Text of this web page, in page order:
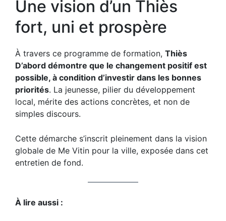
Une vision d’un Thiès
fort, uni et prospère
À travers ce programme de formation, Thiès
D’abord démontre que le changement positif est
possible, à condition d’investir dans les bonnes
priorités. La jeunesse, pilier du développement
local, mérite des actions concrètes, et non de
simples discours.
Cette démarche s’inscrit pleinement dans la vision
globale de Me Vitin pour la ville, exposée dans cet
entretien de fond.
À lire aussi :